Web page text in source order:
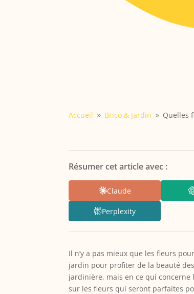
Accueil 9 Brico & Jardin 9 Quelles
Résumer cet article avec :
Claude
Perplexity
Il n’y a pas mieux que les fleurs
jardin pour profiter de la beauté
jardinière, mais en ce qui
sur les fleurs qui seront parfaites